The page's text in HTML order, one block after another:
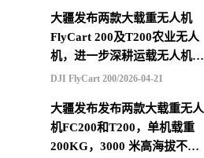
大疆发布两款大载重无人机
FlyCart 200及T200农业无人
机，进一步深耕运载无人机市
场
DJI FlyCart 200/2026-04-21
大疆发布发布两款大载重无人
机FC200和T200，单机载重
200KG，3000 米高海拔不减